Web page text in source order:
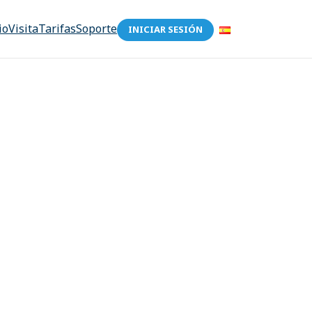
VisitaTarifasSoporte INICIAR SESIÓN